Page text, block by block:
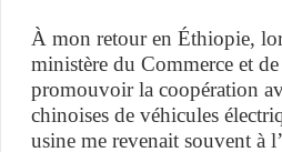
À mon retour en Éthiopie,
ministère du Commerce et
promouvoir la coopération
chinoises de véhicules
usine me revenait souvent à